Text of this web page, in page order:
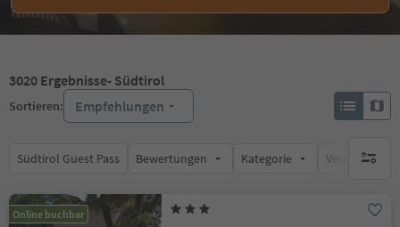
3020 Ergebnisse- Südtirol
Sortieren: Empfehlungen
Südtirol Guest Pass Bewertungen Kategorie keine
Online buchbar